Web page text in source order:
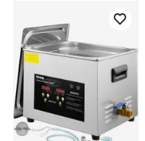
levigatrice e lucidatrice
per sabbiatrice
sabbiatrica